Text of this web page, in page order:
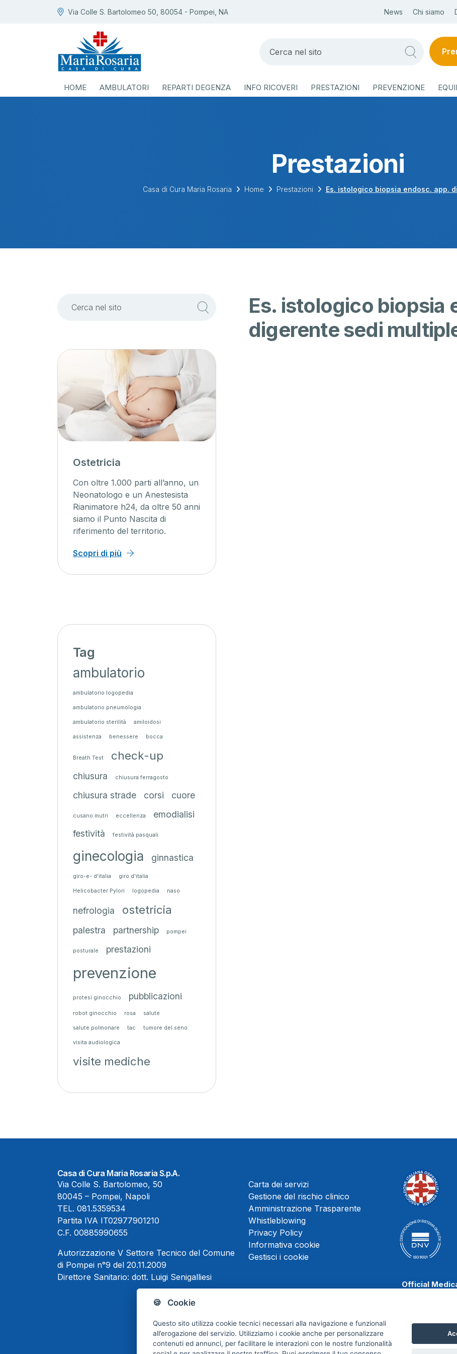
🍪 Cookie
Questo sito utilizza cookie tecnici necessari alla navigazione e funzionali
all’erogazione del servizio. Utilizziamo i cookie anche per personalizzare
contenuti ed annunci, per facilitare le interazioni con le nostre funzionalità
Via Colle S. Bartolomeo 50, 80054 - Pompei, NA News Chi siamo
HOME AMBULATORI REPARTI DEGENZA INFO RICOVERI PRESTAZIONI PREVENZIONE
Prestazioni
Casa di Cura Maria Rosaria Home Prestazioni Es. istologico biopsia endosc. app.
Es. istologico biopsia
digerente sedi
Ostetricia
Con oltre 1.000 parti all’anno, un
Neonatologo e un Anestesista
Rianimatore h24, da oltre 50 anni
siamo il Punto Nascita di
riferimento del territorio.
Scopri di più
Tag
ambulatorio
ambulatorio logopedia
ambulatorio pneumologia
ambulatorio sterilità amiloidosi
assistenza benessere bocca
Breath Test check-up
chiusura chiusura ferragosto
chiusura strade corsi cuore
cusano mutri eccellenza
emodialisi
festività
festività pasquali
ginecologia ginnastica
giro-e- d'italia giro d'italia
Helicobacter Pylori logopedia naso
nefrologia ostetricia
palestra partnership pompei
posturale prestazioni
prevenzione
protesi ginocchio pubblicazioni
robot ginocchio rosa salute
salute polmonare tac tumore del seno
visita audiologica
visite mediche
Casa di Cura Maria Rosaria S.p.A.
Via Colle S. Bartolomeo, 50
80045 – Pompei, Napoli
TEL. 081.5359534
Partita IVA IT02977901210
C.F. 00885990655
Autorizzazione V Settore Tecnico del Comune
di Pompei n°9 del 20.11.2009
Direttore Sanitario: dott. Luigi Senigalliesi
Carta dei servizi
Gestione del rischio clinico
Amministrazione Trasparente
Whistleblowing
Privacy Policy
Informativa cookie
Gestisci i cookie
Official
Scafati Basket